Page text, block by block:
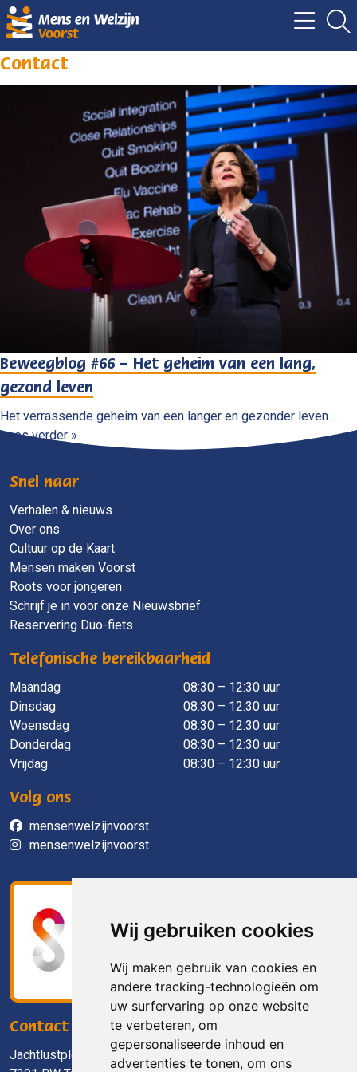
Wij gebruiken cookies
Wij maken gebruik van cookies en
andere tracking-technologieën om
uw surfervaring op onze website
te verbeteren, om
gepersonaliseerde inhoud en
advertenties te tonen, om ons
Contact
Beweegblog #66 – Het geheim van een lang,
gezond leven
Het verrassende geheim van een langer en gezonder leven….
Lees verder »
Snel naar
Verhalen & nieuws
Over ons
Cultuur op de Kaart
Mensen maken Voorst
Roots voor jongeren
Schrijf je in voor onze Nieuwsbrief
Reservering Duo-fiets
Telefonische bereikbaarheid
Maandag
​ 08:30 – 12:30 uur
Dinsdag
08:30 – 12:30 uur
Woensdag
08:30 – 12:30 uur
Donderdag
08:30 – 12:30 uur
Vrijdag
08:30 – 12:30 uur
Volg ons
mensenwelzijnvoorst
mensenwelzijnvoorst
Contact
Jachtlustplein 11